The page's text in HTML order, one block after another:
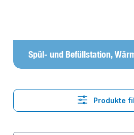
Spül- und Befüllstation,
Produkte